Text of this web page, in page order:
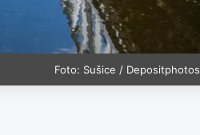
Foto: Sušice / Depositphotos